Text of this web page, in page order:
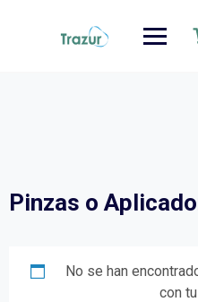
Pinzas o
No se han
con